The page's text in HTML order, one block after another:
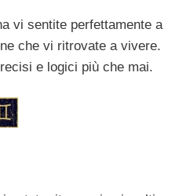
vi sentite perfettamente a
che vi ritrovate a vivere.
e logici più che mai.